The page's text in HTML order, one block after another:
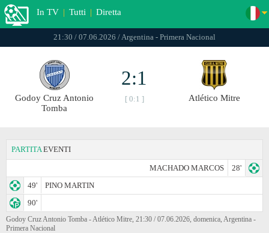
In TV | Tutti | Diretta
21:30 / 07.06.2026 / Argentina - Primera Nacional
Godoy Cruz Antonio
Tomba
2:1
[ 0:1 ] Atlético Mitre
PARTITA EVENTI
MACHADO MARCOS
28'
49'
PINO MARTIN
90'
Godoy Cruz Antonio Tomba - Atlético Mitre, 21:30 / 07.06.2026, domenica, Argentina -
Primera Nacional